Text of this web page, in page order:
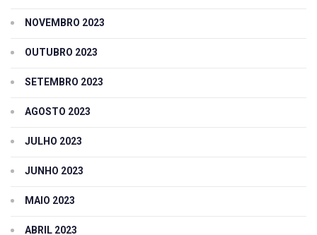
NOVEMBRO 2023
OUTUBRO 2023
SETEMBRO 2023
AGOSTO 2023
JULHO 2023
JUNHO 2023
MAIO 2023
ABRIL 2023